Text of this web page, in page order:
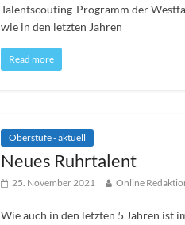
Talentscouting-Programm der
wie in den letzten Jahren
Read more
Oberstufe - aktuell
Neues Ruhrtalent
25. November 2021 Online
Wie auch in den letzten 5 Jahren ist